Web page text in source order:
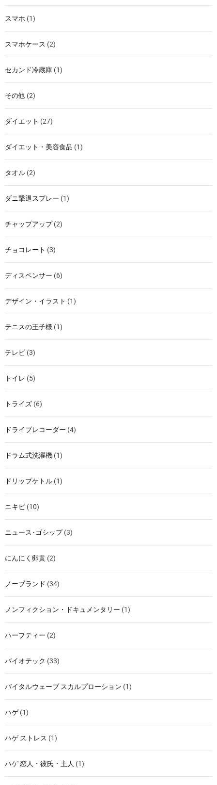
スマホ (1)
スマホケース (2)
セカンド冷蔵庫 (1)
その他 (2)
ダイエット (27)
ダイエット・美容食品 (1)
タオル (2)
ダニ撃退スプレー (1)
チャップアップ(2)
チョコレート (3)
ディスペンサー (6)
デザイン・イラスト (1)
テニスの王子様 (1)
テレビ (3)
トイレ (5)
トライズ (6)
ドライブレコーダー (4)
ドラム式洗濯機 (1)
ドリップケトル (1)
ニキビ (10)
ニュース･ゴシップ(3)
にんにく卵黄 (2)
ノーブランド (34)
ノンフィクション・ドキュメンタリー (1)
ハーブティー (2)
バイオテック (33)
バイタルウェーブ スカルプローション (1)
ハゲ(1)
ハゲ ストレス (1)
ハゲ 恋人・彼氏・主人 (1)